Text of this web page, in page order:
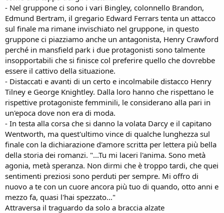
- Nel gruppone ci sono i vari Bingley, colonnello Brandon,
Edmund Bertram, il gregario Edward Ferrars tenta un attacco
sul finale ma rimane invischiato nel gruppone, in questo
gruppone ci piazziamo anche un antagonista, Henry Crawford
perché in mansfield park i due protagonisti sono talmente
insopportabili che si finisce col preferire quello che dovrebbe
essere il cattivo della situazione.
- Distaccati e avanti di un certo e incolmabile distacco Henry
Tilney e George Knightley. Dalla loro hanno che rispettano le
rispettive protagoniste femminili, le considerano alla pari in
un'epoca dove non era di moda.
- In testa alla corsa che si danno la volata Darcy e il capitano
Wentworth, ma quest'ultimo vince di qualche lunghezza sul
finale con la dichiarazione d'amore scritta per lettera più bella
della storia dei romanzi. "...Tu mi laceri l'anima. Sono metà
agonia, metà speranza. Non dirmi che è troppo tardi, che quei
sentimenti preziosi sono perduti per sempre. Mi offro di
nuovo a te con un cuore ancora più tuo di quando, otto anni e
mezzo fa, quasi l'hai spezzato..."
Attraversa il traguardo da solo a braccia alzate